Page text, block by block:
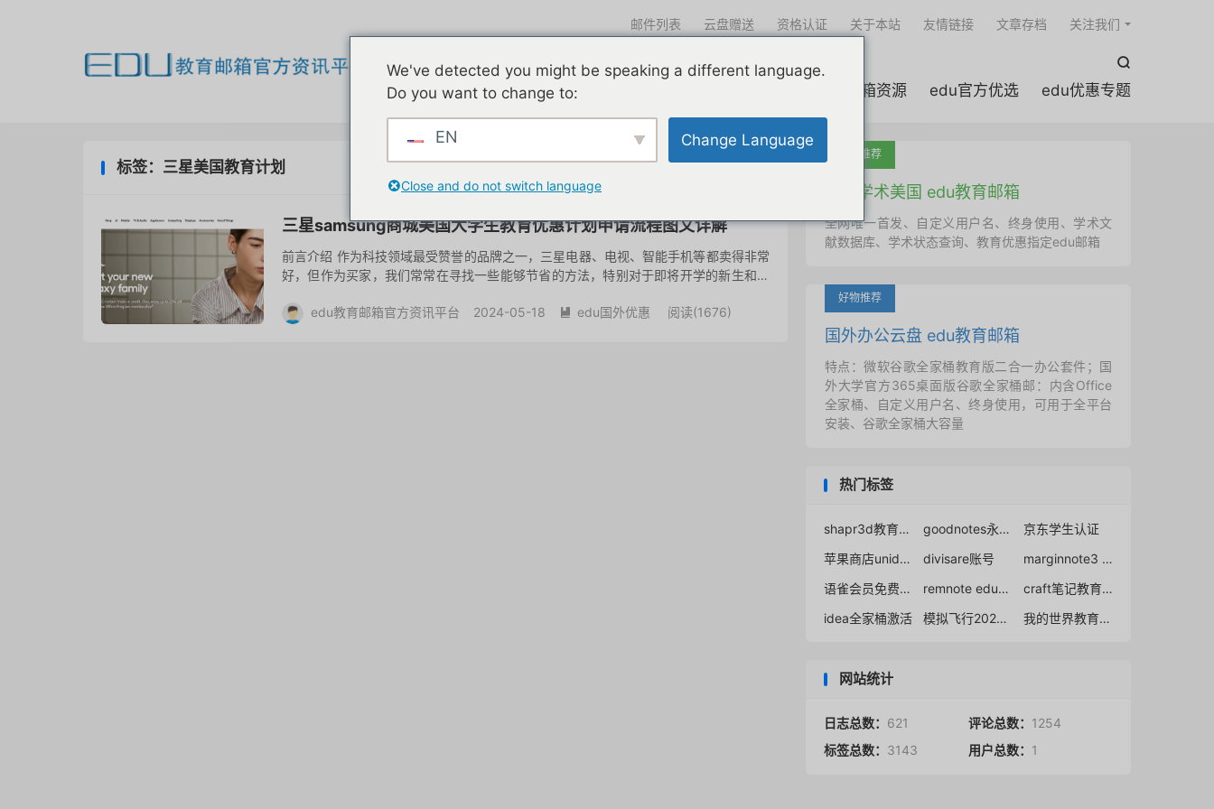
我们一直在努力

edu邮箱申请 edu邮箱资源 edu官方优选 edu优惠专题
邮件列表 云盘赠送 资格认证 关于本站 友情链接 文章存档 关注我们
标签：三星美国教育计划
三星samsung商城美国大学生教育优惠计划申请流程图文详解
前言介绍 作为科技领域最受赞誉的品牌之一，三星电器、电视、智能手机等都卖得非常
好，但作为买家，我们常常在寻找一些能够节省的方法，特别对于即将开学的新生和在
返校促销中...
edu教育邮箱官方资讯平台 2024-05-18  edu国外优惠 阅读(1676)
吐血推荐
国外学术美国 edu教育邮箱
全网唯一首发、自定义用户名、终身使用、学术文
献数据库、学术状态查询、教育优惠指定edu邮箱
好物推荐
国外办公云盘 edu教育邮箱
特点：微软谷歌全家桶教育版二合一办公套件；国
外大学官方365桌面版谷歌全家桶邮：内含Office
全家桶、自定义用户名、终身使用，可用于全平台
安装、谷歌全家桶大容量
热门标签
shapr3d教育许可证申请通过教程 goodnotes永久免破解使用
京东学生认证
苹果商店unidays验证学生身份
divisare账号
marginnote3 education code
语雀会员免费领取2023
remnote education
craft笔记教育优惠
idea全家桶激活
模拟飞行2020破解版下载 我的世界教育版介绍
网站统计
日志总数： 621 评论总数： 1254
标签总数： 3143 用户总数： 1
We've detected you might be speaking a different language.
Do you want to change to:
EN Change Language
Close and do not switch language